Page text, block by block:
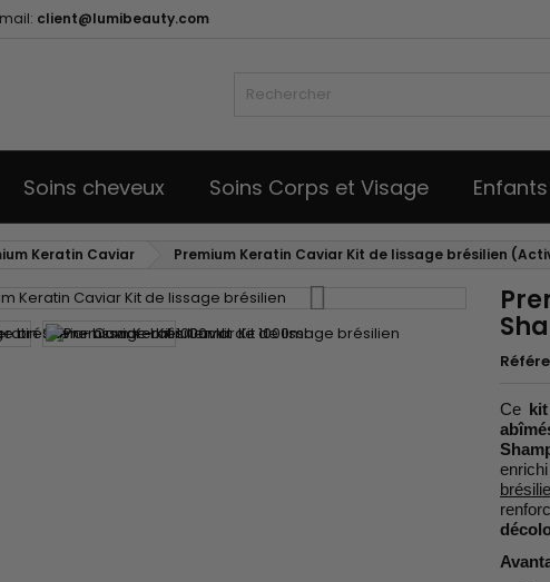
client@lumibeauty.com
Soins cheveux Soins Corps et Visage Enfants
Keratin Caviar Premium Keratin Caviar Kit de lissage brésilien
Ce